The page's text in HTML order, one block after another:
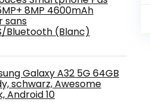
8MP 4600mAh
sans
Bluetooth (Blanc)
Galaxy A32 5G 64GB
schwarz, Awesome
Android 10